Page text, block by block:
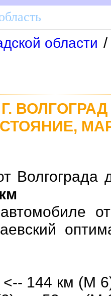
области /
Волгограда
<-- 144 км (М